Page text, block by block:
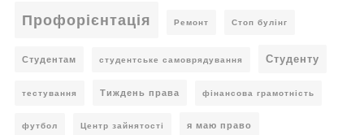
Профорієнтація Ремонт Стоп булінг
Студентам студентське самоврядування Студенту
тестування Тиждень права фінансова грамотність
футбол Центр зайнятості я маю право